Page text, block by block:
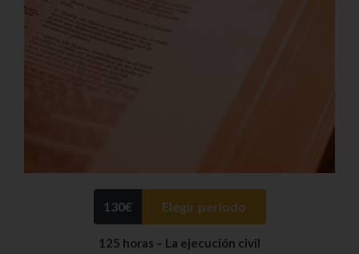
130€ Elegir periodo
125 horas – La ejecución civil